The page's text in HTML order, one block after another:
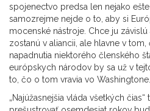
spojenectvo predsa len nejako
samozrejme nejde o to, aby si
mocenské nástroje. Chce ju
zostanú v aliancii, ale hlavne v
napadnutia niektorého členského
európskych národov by sa už v
to, čo o tom vravia vo Washingtone.
„Najúžasnejšia vláda všetkých